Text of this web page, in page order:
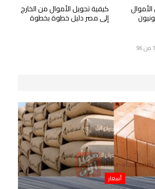
كيفية تحويل الأموال من الخارج
إلى مصر دليل خطوة بخطوة
1 من 96
أسعار